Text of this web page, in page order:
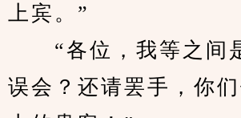
上宾。”
“各位，我等之间
误会？还请罢手，你